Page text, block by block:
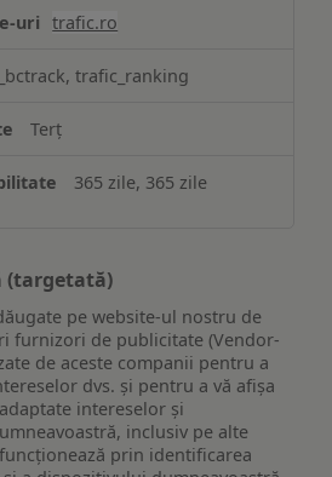
trafic.ro
trafic_ranking
Terț
365 zile, 365 zile
pe website-ul nostru de
furnizori de publicitate (Vendor-
de aceste companii pentru a
dvs. și pentru a vă afișa
intereselor și
inclusiv pe alte
prin identificarea